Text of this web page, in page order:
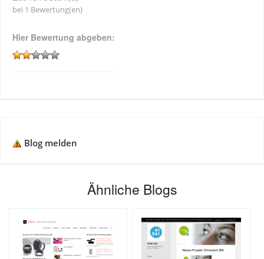
bei 1 Bewertung(en)
Hier Bewertung abgeben:
Blog melden
Ähnliche Blogs